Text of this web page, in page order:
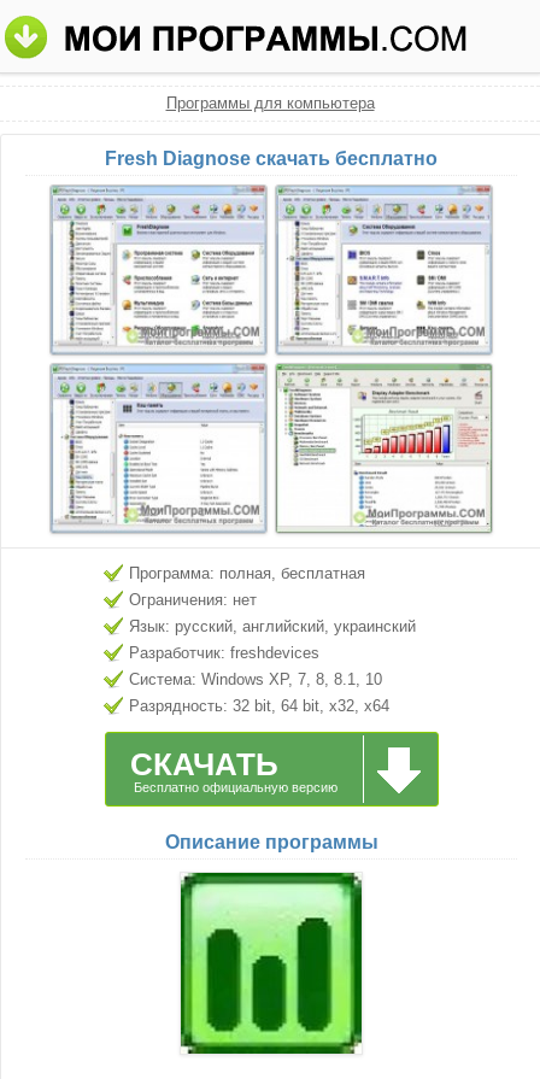
Программы для компьютера
Fresh Diagnose скачать бесплатно
Программа: полная, бесплатная
Ограничения: нет
Язык: русский, английский, украинский
Разработчик: freshdevices
Система: Windows XP, 7, 8, 8.1, 10
Разрядность: 32 bit, 64 bit, x32, x64
СКАЧАТЬ
Бесплатно официальную версию
Описание программы